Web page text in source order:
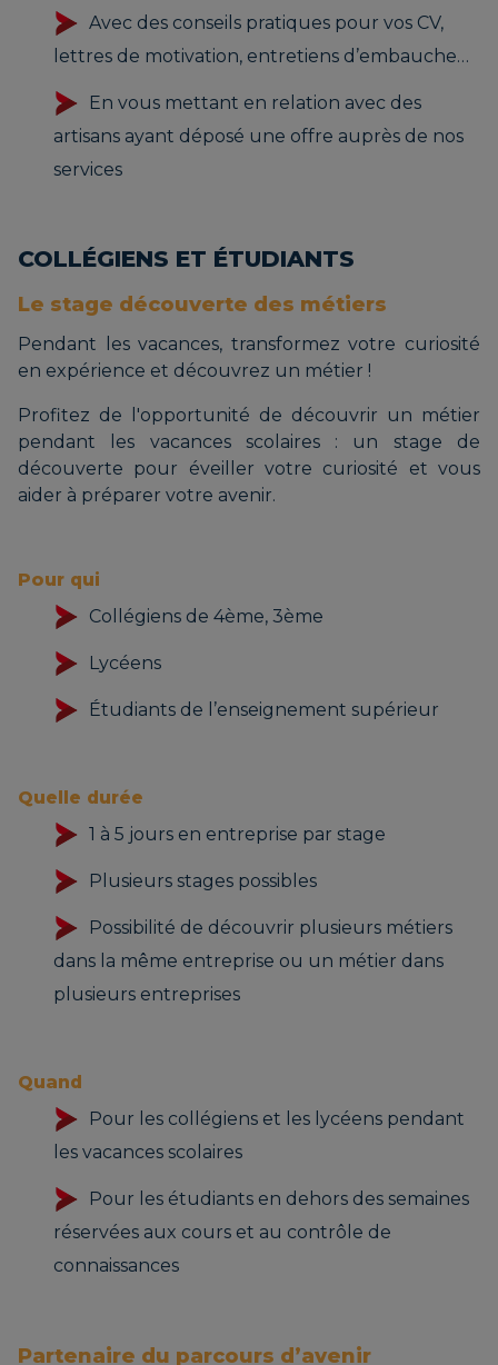
Avec des conseils pratiques pour vos CV,
lettres de motivation, entretiens d’embauche…
En vous mettant en relation avec des
artisans ayant déposé une offre auprès de nos
services
COLLÉGIENS ET ÉTUDIANTS
Le stage découverte des métiers
Pendant les vacances, transformez votre curiosité
en expérience et découvrez un métier !
Profitez de l'opportunité de découvrir un métier
pendant les vacances scolaires : un stage de
découverte pour éveiller votre curiosité et vous
aider à préparer votre avenir.
Pour qui
Collégiens de 4ème, 3ème
Lycéens
Étudiants de l’enseignement supérieur
Quelle durée
1 à 5 jours en entreprise par stage
Plusieurs stages possibles
Possibilité de découvrir plusieurs métiers
dans la même entreprise ou un métier dans
plusieurs entreprises
Quand
Pour les collégiens et les lycéens pendant
les vacances scolaires
Pour les étudiants en dehors des semaines
réservées aux cours et au contrôle de
connaissances
Partenaire du parcours d’avenir